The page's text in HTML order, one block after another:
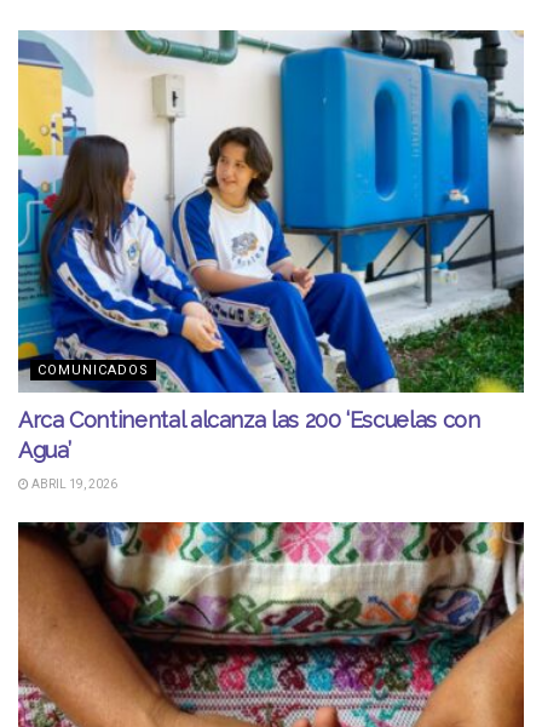
COMUNICADOS
Arca Continental alcanza las 200 ‘Escuelas con
Agua’
ABRIL 19, 2026